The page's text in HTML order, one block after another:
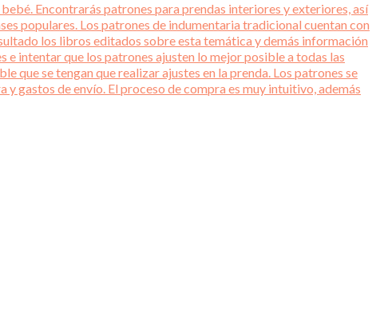
Encontrarás patrones para prendas interiores y exteriores, así
populares. Los patrones de indumentaria tradicional cuentan con
los libros editados sobre esta temática y demás información
intentar que los patrones ajusten lo mejor posible a todas las
que se tengan que realizar ajustes en la prenda. Los patrones se
gastos de envío. El proceso de compra es muy intuitivo, además